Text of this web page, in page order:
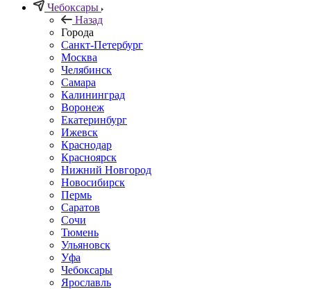
Чебоксары
Назад
Города
Санкт-Петербург
Москва
Челябинск
Самара
Калининград
Воронеж
Екатеринбург
Ижевск
Краснодар
Красноярск
Нижний Новгород
Новосибирск
Пермь
Саратов
Сочи
Тюмень
Ульяновск
Уфа
Чебоксары
Ярославль